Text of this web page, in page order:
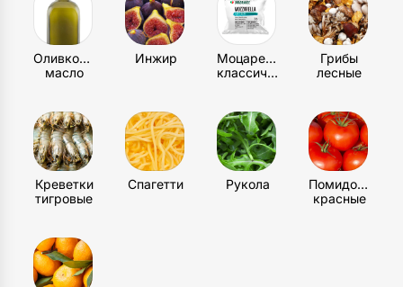
Оливковое
масло
Инжир
Моцарелла
классическая
Грибы
лесные
Креветки
тигровые
Спагетти Рукола
Помидоры
красные